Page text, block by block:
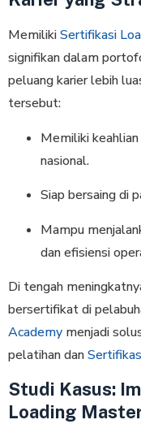
MemilikiSertifikasi
signifikan dalam
peluang karier lebih
tersebut:
Memiliki
nasional.
Siap bersaing di
Mampu
dan efisiensi
Di tengah
bersertifikat di
Academy menjadi
pelatihan dan
Studi Kasus:
Loading